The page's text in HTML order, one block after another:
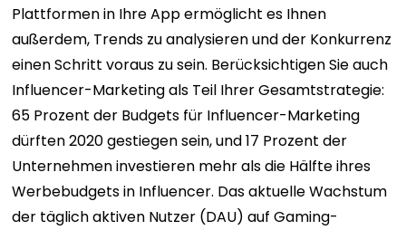
Plattformen in Ihre App ermöglicht es Ihnen
außerdem, Trends zu analysieren und der Konkurrenz
einen Schritt voraus zu sein. Berücksichtigen Sie auch
Influencer-Marketing als Teil Ihrer Gesamtstrategie:
65 Prozent der Budgets für Influencer-Marketing
dürften 2020 gestiegen sein, und 17 Prozent der
Unternehmen investieren mehr als die Hälfte ihres
Werbebudgets in Influencer. Das aktuelle Wachstum
der täglich aktiven Nutzer (DAU) auf Gaming-